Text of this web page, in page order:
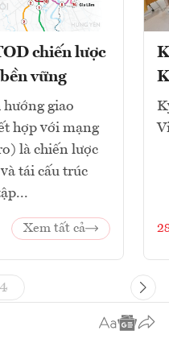
chiến lược
vững
giao
hợp với mạng
là chiến lược
tái cấu trúc
Xem tất cả
4